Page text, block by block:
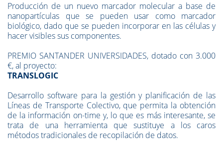
Producción de un nuevo marcador molecular a base de
nanopartículas que se pueden usar como marcador
biológico, dado que se pueden incorporar en las células y
hacer visibles sus componentes.
PREMIO SANTANDER UNIVERSIDADES, dotado con 3.000
€, al proyecto:
TRANSLOGIC
Desarrollo software para la gestión y planificación de las
Líneas de Transporte Colectivo, que permita la obtención
de la información on-time y, lo que es más interesante, se
trata de una herramienta que sustituye a los caros
métodos tradicionales de recopilación de datos.